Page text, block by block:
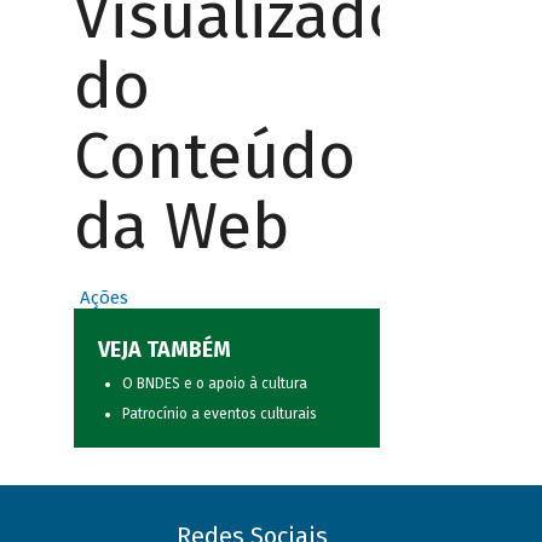
Visualizador
do
Conteúdo
da Web
Ações
VEJA TAMBÉM
O BNDES e o apoio à cultura
Patrocínio a eventos culturais
Redes Sociais